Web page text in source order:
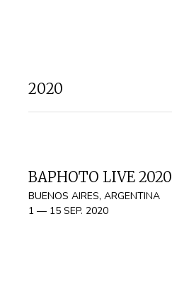
2020
BAPHOTO LIVE 2020
BUENOS AIRES, ARGENTINA
1 — 15 SEP. 2020